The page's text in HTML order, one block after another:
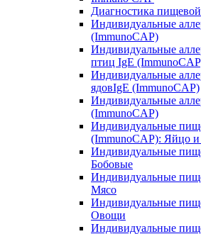
Диагностика
Индивидуальные
(ImmunoCAP)
Индивидуальные
птиц IgE
Индивидуальные
ядовIgE (ImmunoCAP)
Индивидуальные
(ImmunoCAP)
Индивидуальные
(ImmunoCAP): Яйцо
Индивидуальные
Бобовые
Индивидуальные
Мясо
Индивидуальные
Овощи
Индивидуальные